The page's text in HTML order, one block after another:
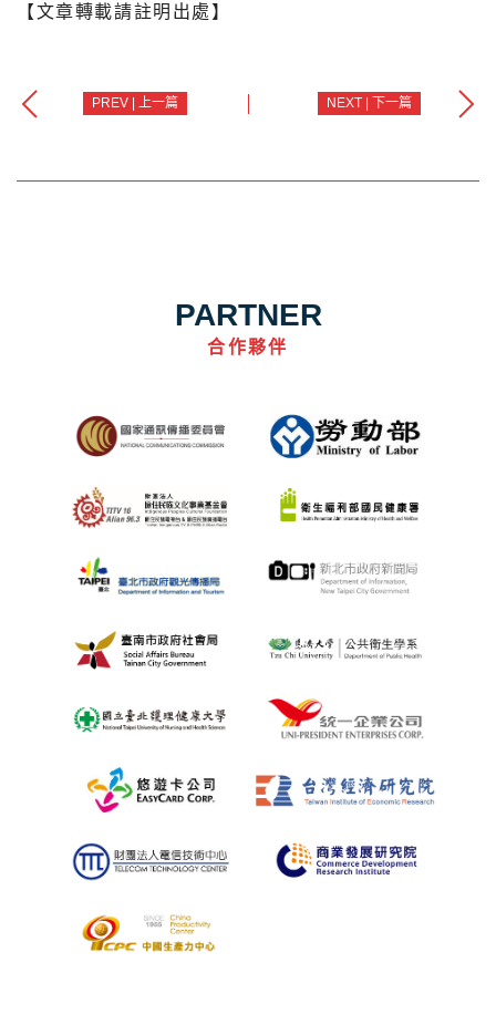
【文章轉載請註明出處】
PREV | 上一篇 NEXT | 下一篇
PARTNER
合作夥伴